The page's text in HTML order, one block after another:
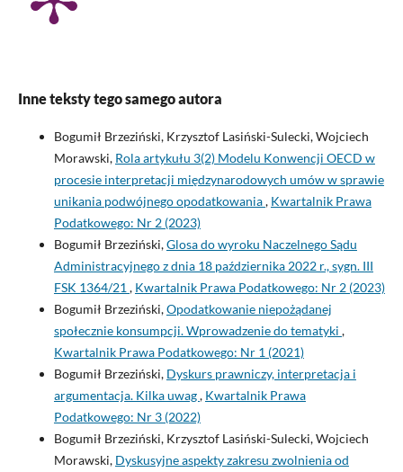
Inne teksty tego samego autora
Bogumił Brzeziński, Krzysztof Lasiński-Sulecki, Wojciech
Morawski, Rola artykułu 3(2) Modelu Konwencji OECD w
procesie interpretacji międzynarodowych umów w sprawie
unikania podwójnego opodatkowania, Kwartalnik Prawa
Podatkowego: Nr 2 (2023)
Bogumił Brzeziński,Glosa do wyroku Naczelnego Sądu
Administracyjnego z dnia 18 października 2022 r., sygn. III
FSK 1364/21 , Kwartalnik Prawa Podatkowego: Nr 2 (2023)
Bogumił Brzeziński,Opodatkowanie niepożądanej
społecznie konsumpcji. Wprowadzenie do tematyki ,
Kwartalnik Prawa Podatkowego: Nr 1 (2021)
Bogumił Brzeziński, Dyskurs prawniczy, interpretacja i
argumentacja. Kilka uwag, Kwartalnik Prawa
Podatkowego: Nr 3 (2022)
Bogumił Brzeziński, Krzysztof Lasiński-Sulecki, Wojciech
Morawski, Dyskusyjne aspekty zakresu zwolnienia od